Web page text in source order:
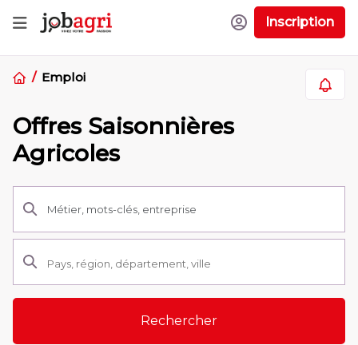
Inscription
Emploi
Offres Saisonnières
Agricoles
Rechercher